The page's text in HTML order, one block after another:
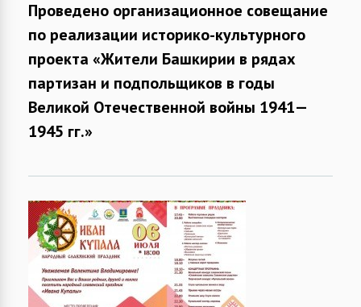
Проведено организационное совещание
по реализации историко-культурного
проекта «Жители Башкирии в рядах
партизан и подпольщиков в годы
Великой Отечественной войны 1941—
1945 гг.»